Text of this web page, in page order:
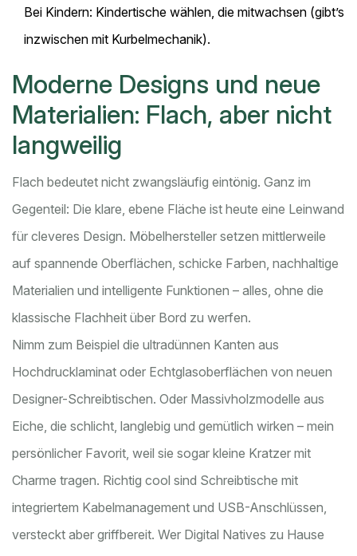
Bei Kindern: Kindertische wählen, die mitwachsen (gibt’s
inzwischen mit Kurbelmechanik).
Moderne Designs und neue
Materialien: Flach, aber nicht
langweilig
Flach bedeutet nicht zwangsläufig eintönig. Ganz im
Gegenteil: Die klare, ebene Fläche ist heute eine Leinwand
für cleveres Design. Möbelhersteller setzen mittlerweile
auf spannende Oberflächen, schicke Farben, nachhaltige
Materialien und intelligente Funktionen – alles, ohne die
klassische Flachheit über Bord zu werfen.
Nimm zum Beispiel die ultradünnen Kanten aus
Hochdrucklaminat oder Echtglasoberflächen von neuen
Designer-Schreibtischen. Oder Massivholzmodelle aus
Eiche, die schlicht, langlebig und gemütlich wirken – mein
persönlicher Favorit, weil sie sogar kleine Kratzer mit
Charme tragen. Richtig cool sind Schreibtische mit
integriertem Kabelmanagement und USB-Anschlüssen,
versteckt aber griffbereit. Wer Digital Natives zu Hause